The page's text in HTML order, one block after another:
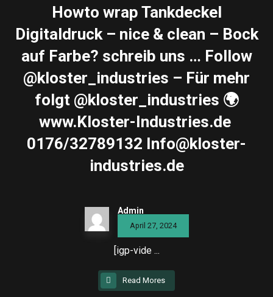
Howto wrap Tankdeckel
Digitaldruck – nice & clean – Bock
auf Farbe? schreib uns … Follow
@kloster_industries – Für mehr
folgt @kloster_industries 🌍
www.Kloster-Industries.de ️
0176/32789132 Info@kloster-
industries.de
Admin
April 27, 2024
[igp-vide ...
Read Mores